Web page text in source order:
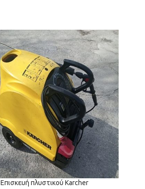
Επισκευή πλυστικού Karcher